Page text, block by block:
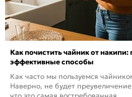
Как почистить чайник от накипи:
эффективные способы
Как часто мы пользуемся
Наверно, не будет